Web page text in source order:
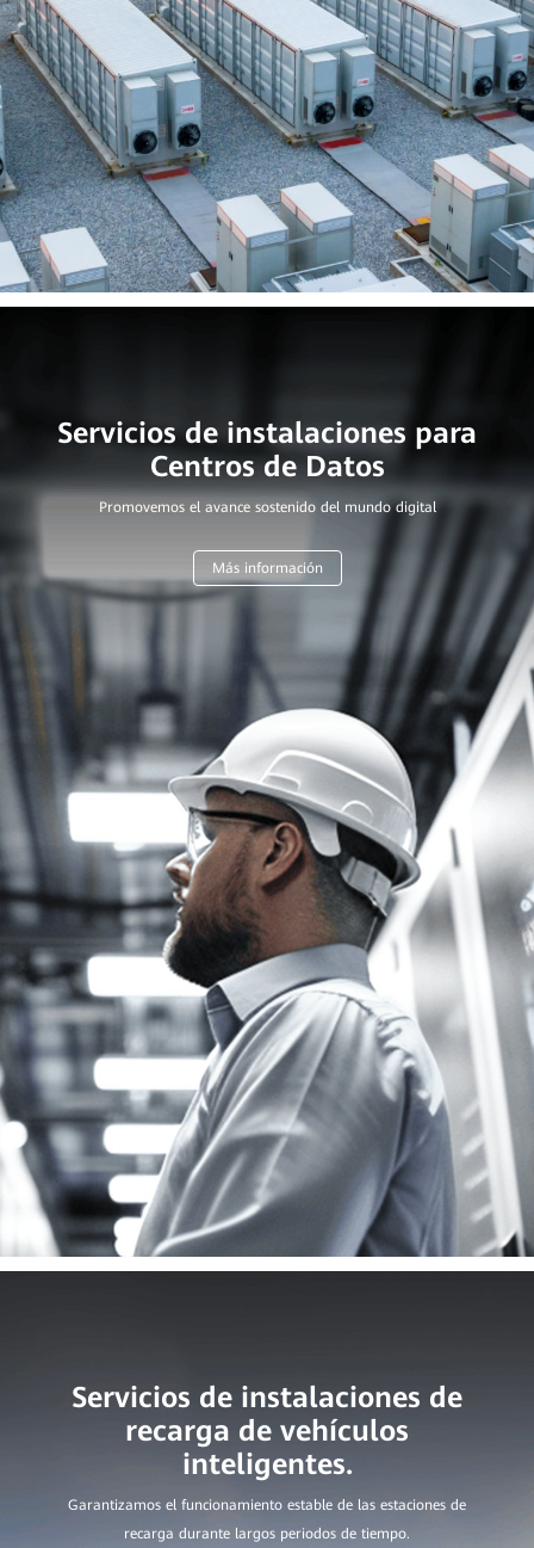
Servicios de instalaciones para
Promovemos el avance sostenido del mundo digital
Más información
Servicios de instalaciones de
recarga de vehículos
Garantizamos el funcionamiento estable de las estaciones de
recarga durante largos periodos de tiempo.